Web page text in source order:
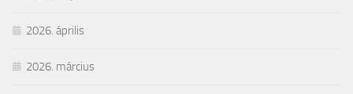
2026. április
2026. március